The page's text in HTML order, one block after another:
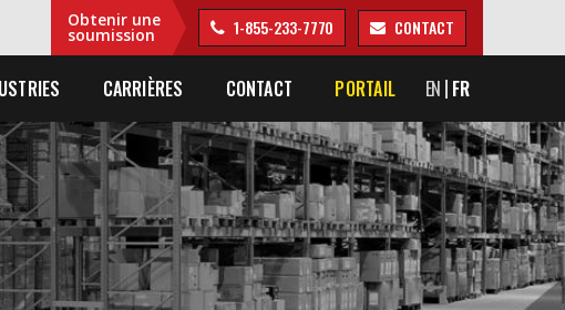
Obtenir une
soumission 1-855-233-7770 CONTACT
CARRIÈRES CONTACT PORTAIL EN FR